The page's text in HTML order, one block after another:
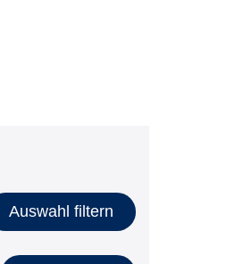
Auswahl filtern